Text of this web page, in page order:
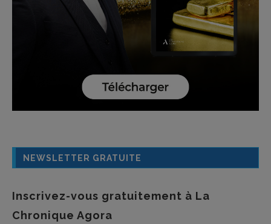
NEWSLETTER GRATUITE
Inscrivez-vous gratuitement à La
Chronique Agora